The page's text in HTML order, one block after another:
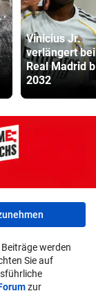
Vinicius Jr.
verlängert bei
Real Madrid
2032
werden
Sie auf
zur